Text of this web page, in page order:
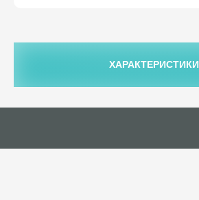
ХАРАКТЕРИСТИКИ